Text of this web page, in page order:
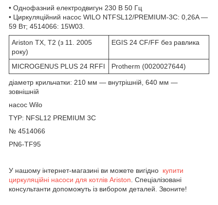
• Однофазний електродвигун 230 В 50 Гц
• Циркуляційний насос WILO NTFSL12/PREMIUM-3C: 0,26A —
59 Вт; 4514066: 15W03.
Ariston TX, T2 (з 11. 2005
року)
EGIS 24 CF/FF без равлика
MICROGENUS PLUS 24 RFFI Protherm (0020027644)
діаметр крильчатки: 210 мм — внутрішній, 640 мм —
зовнішній
насос Wilo
TYP: NFSL12 PREMIUM 3C
№ 4514066
PN6-TF95
У нашому інтернет-магазині ви можете вигідно купити
циркуляційні насоси для котлів Ariston. Спеціалізовані
консультанти допоможуть із вибором деталей. Звоните!